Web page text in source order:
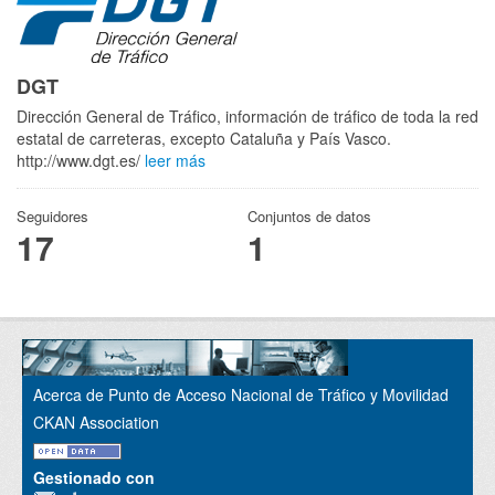
DGT
Dirección General de Tráfico, información de tráfico de toda la red
estatal de carreteras, excepto Cataluña y País Vasco.
http://www.dgt.es/ leer más
Seguidores
17
Conjuntos de datos
1
Acerca de Punto de Acceso Nacional de Tráfico y Movilidad
CKAN Association
Gestionado con